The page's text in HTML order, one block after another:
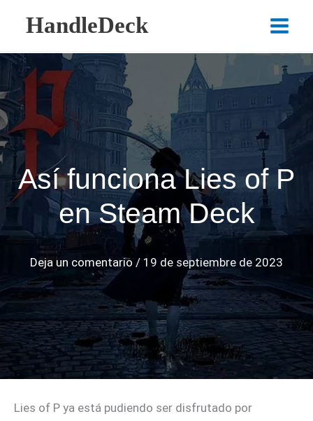
contenido
HandleDeck
Main
Menu
Así funciona Lies of P
en Steam Deck
Deja un comentario / 19 de septiembre de 2023
Lies of P ya está pudiendo ser disfrutado por